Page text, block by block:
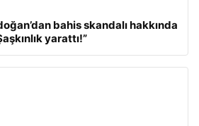
bahis skandalı hakkında
yarattı!”